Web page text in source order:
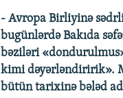
- Avropa Birliyinə
bugünlərdə Bakıda
bəziləri
kimi dəyərləndiririk».
bütün tarixinə bələd